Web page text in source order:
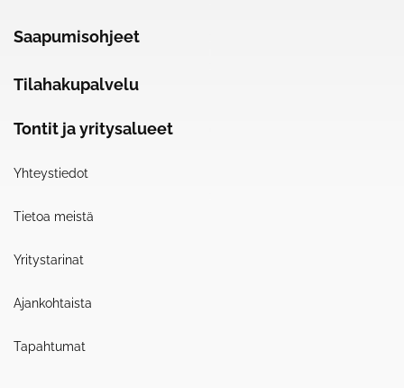
Saapumisohjeet
Tilahakupalvelu
Tontit ja yritysalueet
Yhteystiedot
Tietoa meistä
Yritystarinat
Ajankohtaista
Tapahtumat